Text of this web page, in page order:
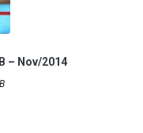
– Nov/2014